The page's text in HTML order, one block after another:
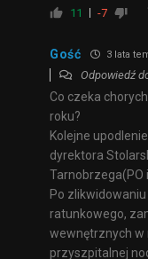
11 -7
Gość 3 lata
Odpowiedź
Co czeka
roku?
Kolejne
dyrektora
Tarnobrzega(PO i
Po
ratunkowego,
wewnętrznych w
przyszpitalnej